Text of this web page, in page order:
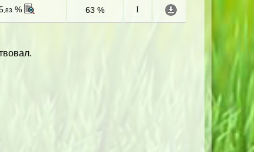
,83 % 63 % I